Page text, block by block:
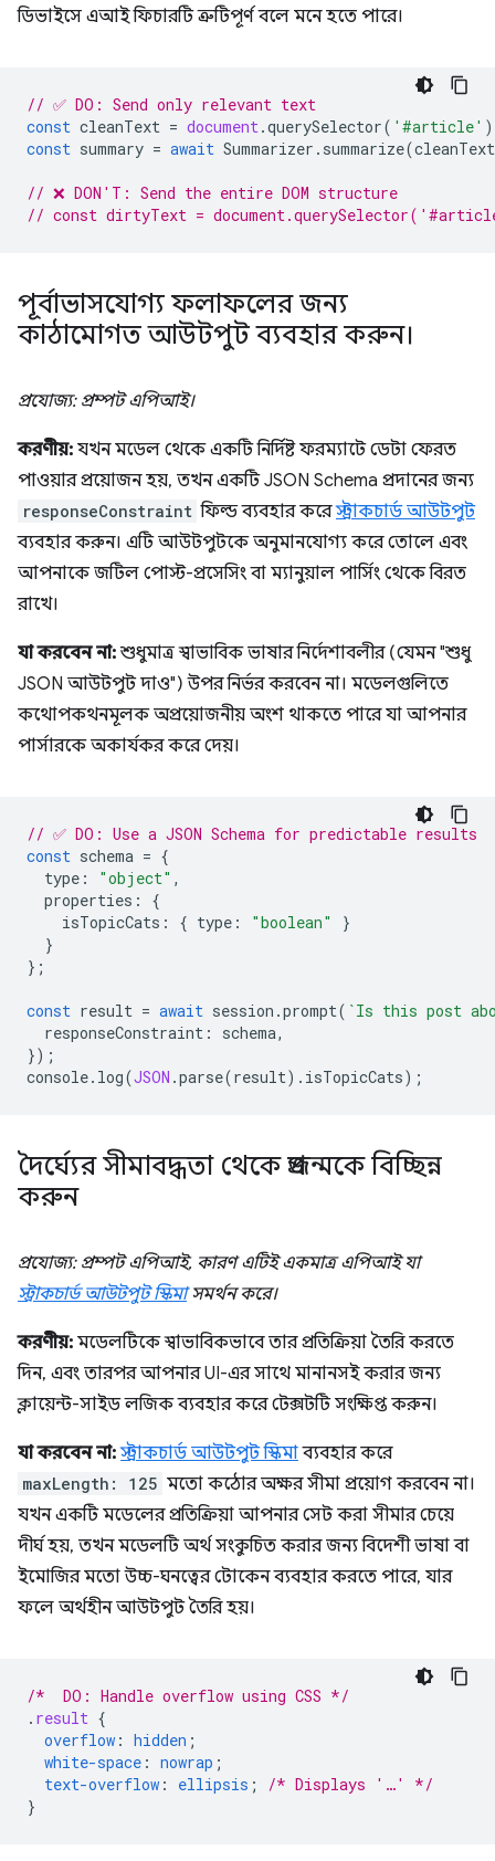
ডিভাইসে এআই ফিচারটি ত্রুটিপূর্ণ বলে মনে হতে পারে।
// ✅ DO: Send only relevant text
const cleanText = document.querySelector( '#article'
const summary = await Summarizer . summarize(cleanText
// ❌ DON'T: Send the entire DOM structure
// const dirtyText =
পূর্বাভাসযোগ্য ফলাফলের জন্য
কাঠামোগত আউটপুট ব্যবহার করুন।
প্রযোজ্য: প্রম্পট এপিআই।
করণীয়: যখন মডেল থেকে একটি নির্দিষ্ট ফরম্যাটে ডেটা ফেরত
পাওয়ার প্রয়োজন হয়, তখন একটি JSON Schema প্রদানের জন্য
responseConstraint ফিল্ড ব্যবহার করেস্ট্রাকচার্ড আউটপুট
ব্যবহার করুন। এটি আউটপুটকে অনুমানযোগ্য করে তোলে এবং
আপনাকে জটিল পোস্ট-প্রসেসিং বা ম্যানুয়াল পার্সিং থেকে বিরত
রাখে।
যা করবেন না: শুধুমাত্র স্বাভাবিক ভাষার নির্দেশাবলীর (যেমন "শুধু
JSON আউটপুট দাও") উপর নির্ভর করবেন না। মডেলগুলিতে
কথোপকথনমূলক অপ্রয়োজনীয় অংশ থাকতে পারে যা আপনার
পার্সারকে অকার্যকর করে দেয়।
// ✅ DO: Use a JSON Schema for predictable results
const schema = {
type : "object" ,
properties :
{
isTopicCats : { type : "boolean"
}
}
};
const result = await session .prompt( `Is this post
responseConstraint : schema,
});
console. log(JSON .parse(result). isTopicCats);
দৈর্ঘ্যের সীমাবদ্ধতা থেকে প্রজন্মকে বিচ্ছিন্ন
করুন
প্রযোজ্য: প্রম্পট এপিআই, কারণ এটিই একমাত্র এপিআই যা
স্ট্রাকচার্ড আউটপুট স্কিমাসমর্থন করে।
করণীয়: মডেলটিকে স্বাভাবিকভাবে তার প্রতিক্রিয়া তৈরি করতে
দিন, এবং তারপর আপনার UI-এর সাথে মানানসই করার জন্য
ক্লায়েন্ট-সাইড লজিক ব্যবহার করে টেক্সটটি সংক্ষিপ্ত করুন।
যা করবেন না: স্ট্রাকচার্ড আউটপুট স্কিমাব্যবহার করে
maxLength: 125 মতো কঠোর অক্ষর সীমা প্রয়োগ করবেন না।
যখন একটি মডেলের প্রতিক্রিয়া আপনার সেট করা সীমার চেয়ে
দীর্ঘ হয়, তখন মডেলটি অর্থ সংকুচিত করার জন্য বিদেশী ভাষা বা
ইমোজির মতো উচ্চ-ঘনত্বের টোকেন ব্যবহার করতে পারে, যার
ফলে অর্থহীন আউটপুট তৈরি হয়।
/*  DO: Handle overflow using CSS */
. result {
overflow : hidden ;
white-space : nowrap ;
text-overflow : ellipsis ;
/* Displays '…' */
}